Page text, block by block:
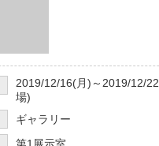
2019/12/16(月)～ 2019/12/22
場)
ギャラリー
第1展示室